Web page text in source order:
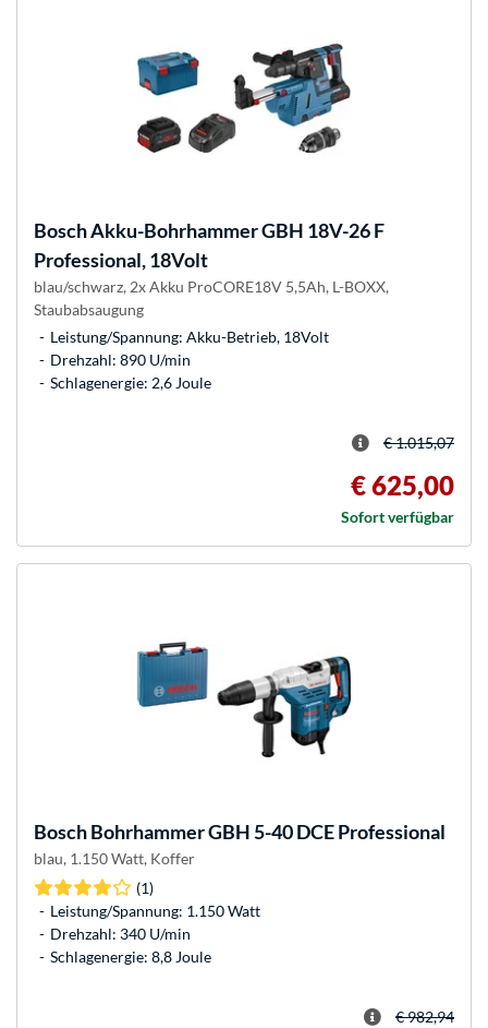
BoschAkku-Bohrhammer GBH 18V-26 F
Professional, 18Volt
blau/schwarz, 2x Akku ProCORE18V 5,5Ah, L-BOXX,
Staubabsaugung
Leistung/Spannung: Akku-Betrieb, 18Volt
Drehzahl: 890 U/min
Schlagenergie: 2,6 Joule
€ 1.015,07
€ 625,00
Sofort verfügbar
BoschBohrhammer GBH 5-40 DCE Professional
blau, 1.150 Watt, Koffer
(1)
Leistung/Spannung: 1.150 Watt
Drehzahl: 340 U/min
Schlagenergie: 8,8 Joule
€ 982,94